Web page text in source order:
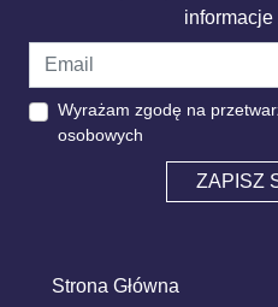
Wyrażam zgodę na
osobowych
ZAPISZ
Strona Główna